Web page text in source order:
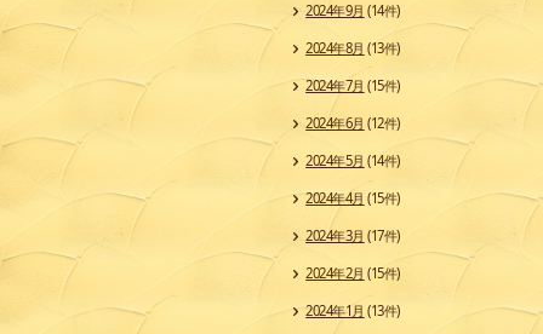
2024年9月 (14件)
2024年8月(13件)
2024年7月 (15件)
2024年6月 (12件)
2024年5月 (14件)
2024年4月 (15件)
2024年3月 (17件)
2024年2月 (15件)
2024年1月 (13件)